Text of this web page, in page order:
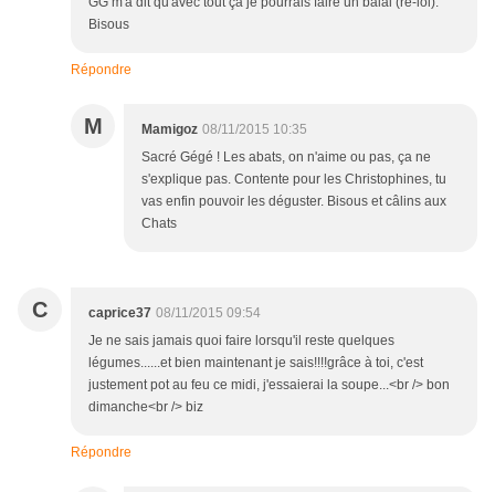
Bisous
Répondre
M Mamigoz 08/11/2015 10:35
Sacré Gégé ! Les abats, on n'aime ou pas, ça ne
s'explique pas. Contente pour les Christophines, tu
vas enfin pouvoir les déguster. Bisous et câlins aux
Chats
C caprice37 08/11/2015 09:54
Je ne sais jamais quoi faire lorsqu'il reste quelques
légumes......et bien maintenant je sais!!!!grâce à toi, c'est
justement pot au feu ce midi, j'essaierai la soupe...<br /> bon
dimanche<br /> biz
Répondre